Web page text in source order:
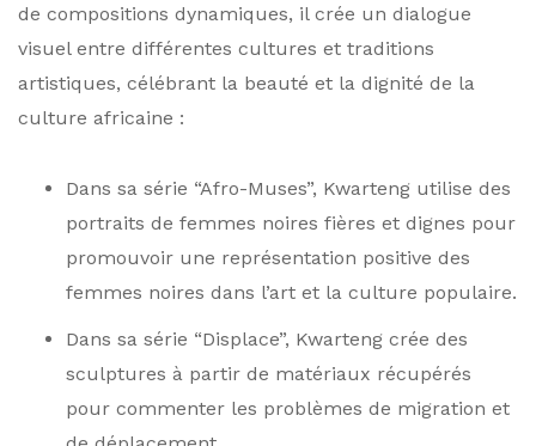
de compositions dynamiques, il crée un dialogue
visuel entre différentes cultures et traditions
artistiques, célébrant la beauté et la dignité de la
culture africaine :
Dans sa série “Afro-Muses”, Kwarteng utilise des
portraits de femmes noires fières et dignes pour
promouvoir une représentation positive des
femmes noires dans l’art et la culture populaire.
Dans sa série “Displace”, Kwarteng crée des
sculptures à partir de matériaux récupérés
pour commenter les problèmes de migration et